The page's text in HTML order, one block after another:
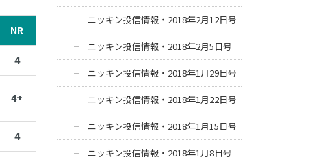
NR
4
4+
4
ニッキン投信情報・2018年2月12日号
ニッキン投信情報・2018年2月5日号
ニッキン投信情報・2018年1月29日号
ニッキン投信情報・2018年1月22日号
ニッキン投信情報・2018年1月15日号
ニッキン投信情報・2018年1月8日号